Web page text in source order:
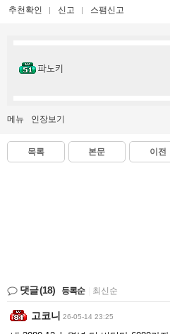
추천확인 신고 스팸신고
파노키
메뉴 인장보기
목록 본문 이전
댓글(18) 등록순 최신순
고코니 26-05-14 23:25